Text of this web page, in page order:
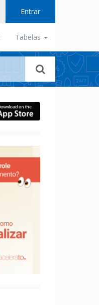
Entrar
Tabelas